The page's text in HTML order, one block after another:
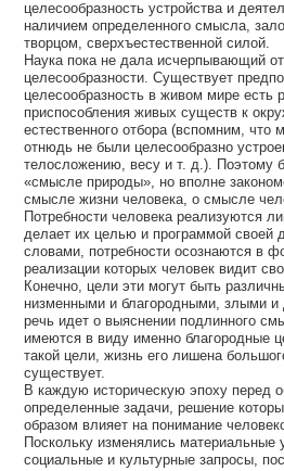
целесообразность устройства и
наличием определенного смысла,
творцом, сверхъестественной силой.
Наука пока не дала исчерпывающий
целесообразности. Существует
целесообразность в живом мире есть
приспособления живых существ к
естественного отбора (вспомним,
отнюдь не были целесообразно
телосложению, весу и т. д.). Поэтому
«смысле природы», но вполне
смысле жизни человека, о смысле
Потребности человека реализуются
делает их целью и программой своей
словами, потребности осознаются в
реализации которых человек видит
Конечно, цели эти могут быть
низменными и благородными, злыми и
речь идет о выяснении подлинного
имеются в виду именно благородные
такой цели, жизнь его лишена
существует.
В каждую историческую эпоху перед
определенные задачи, решение
образом влияет на понимание
Поскольку изменялись
социальные и культурные запросы,